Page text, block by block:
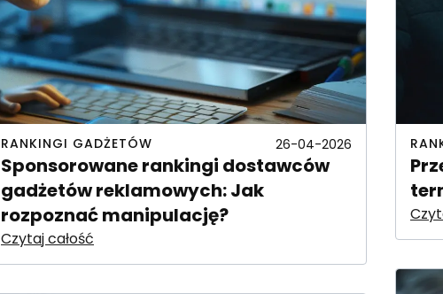
RANKINGI GADŻETÓW 26-04-2026
Sponsorowane rankingi dostawców
gadżetów reklamowych: Jak
rozpoznać manipulację?
Czytaj całość